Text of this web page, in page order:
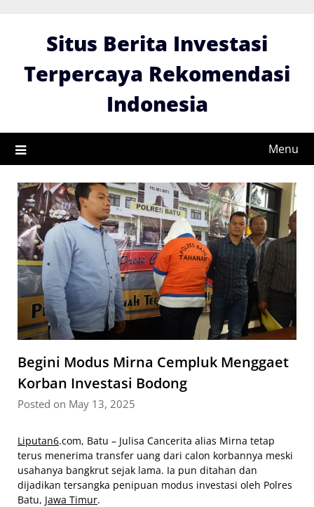
Situs Berita Investasi
Terpercaya Rekomendasi
Indonesia
Menu
Begini Modus Mirna Cempluk Menggaet
Korban Investasi Bodong
Posted on May 13, 2025
Liputan6.com, Batu – Julisa Cancerita alias Mirna tetap
terus menerima transfer uang dari calon korbannya meski
usahanya bangkrut sejak lama. Ia pun ditahan dan
dijadikan tersangka penipuan modus investasi oleh Polres
Batu, Jawa Timur.